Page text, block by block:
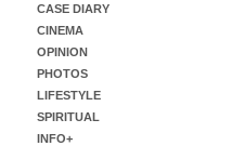
CASE DIARY
CINEMA
OPINION
PHOTOS
LIFESTYLE
SPIRITUAL
INFO+